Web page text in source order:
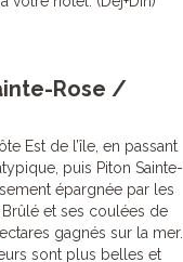
Rose /
Est de l’île, en passant
puis Piton Sainte-
épargnée par les
et ses coulées de
gagnés sur la mer.
sont plus belles et